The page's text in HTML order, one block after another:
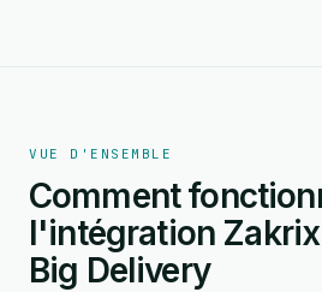
VUE D'ENSEMBLE
Comment
l'intégration
Big Delivery